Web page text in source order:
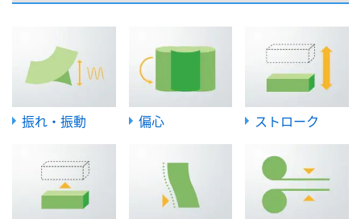
振れ・振動 偏心 ストローク